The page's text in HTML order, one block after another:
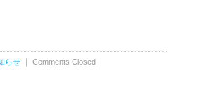
らせ ｜ Comments Closed